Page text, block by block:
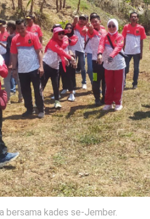
bersama kades se-Jember.